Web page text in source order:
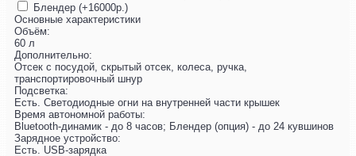
Блендер (+16000р.)
Основные характеристики
Объём:
60 л
Дополнительно:
Отсек с посудой, скрытый отсек, колеса, ручка,
транспортировочный шнур
Подсветка:
Есть. Светодиодные огни на внутренней части крышек
Время автономной работы:
Bluetooth-динамик - до 8 часов; Блендер (опция) - до 24 кувшинов
Зарядное устройство:
Есть. USB-зарядка